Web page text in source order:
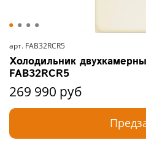
арт. FAB32RCR5
Холодильник
FAB32RCR5
269 990 руб